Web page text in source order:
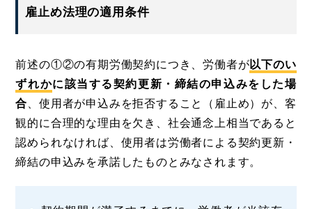
雇止め法理の適用条件
前述の①②の有期労働契約につき、労働者が以下のい
ずれかに該当する契約更新・締結の申込みをした場
合 、使用者が申込みを拒否すること（雇止め）が、客
観的に合理的な理由を欠き、社会通念上相当であると
認められなければ、使用者は労働者による契約更新・
締結の申込みを承諾したものとみなされます。